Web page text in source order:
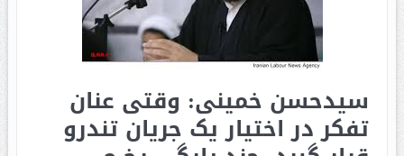
سیدحسن خمینی: وقتی عنان
تفکر در اختیار یک جریان تندرو